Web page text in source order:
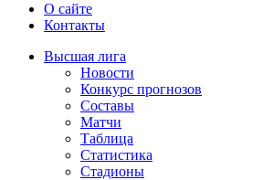
О сайте
Контакты
Высшая лига
Новости
Конкурс прогнозов
Составы
Матчи
Таблица
Статистика
Стадионы